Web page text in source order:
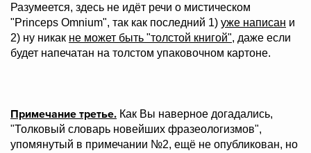
Разумеется, здесь не идёт речи о мистическом
"Princeps Omnium", так как последний 1) уже написан и
2) ну никак не может быть "толстой книгой", даже если
будет напечатан на толстом упаковочном картоне.
Примечание третье. Как Вы наверное догадались,
"Толковый словарь новейших фразеологизмов",
упомянутый в примечании №2, ещё не опубликован, но